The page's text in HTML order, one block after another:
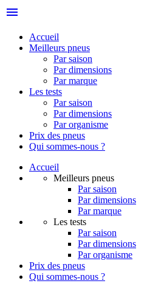
menu
Accueil
Meilleurs pneus
Par saison
Par dimensions
Par marque
Les tests
Par saison
Par dimensions
Par organisme
Prix des pneus
Qui sommes-nous ?
Accueil
Meilleurs pneus
Par saison
Par dimensions
Par marque
Les tests
Par saison
Par dimensions
Par organisme
Prix des pneus
Qui sommes-nous ?